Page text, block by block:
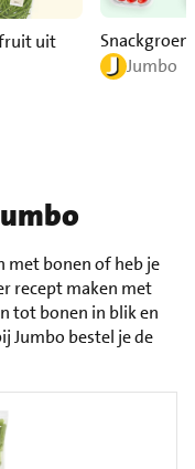
uit
Jumbo
met bonen of heb je
recept maken met
tot bonen in blik en
Jumbo bestel je de